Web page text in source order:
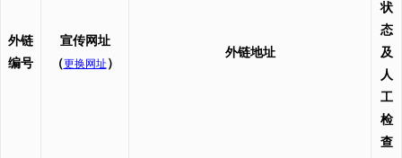
外链
编号
宣传网址
（更换网址 ）
外链地址
状
态
及
人
工
检
查